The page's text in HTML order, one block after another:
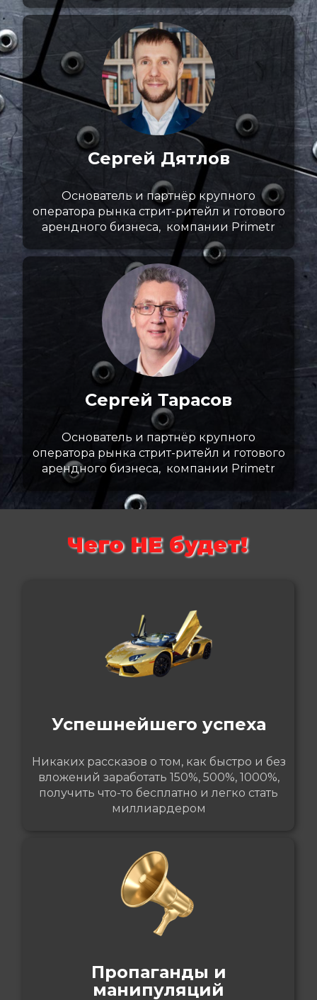
Сергей Дятлов
Основатель и партнёр крупного
оператора рынка стрит-ритейл и готового
арендного бизнеса, компании Primetr
Сергей Тарасов
Основатель и партнёр крупного
оператора рынка стрит-ритейл и готового
арендного бизнеса, компании Primetr
Чего НЕ будет!
Успешнейшего успеха
Никаких рассказов о том, как быстро и без
вложений заработать 150%, 500%, 1000%,
получить что-то бесплатно и легко стать
миллиардером
Пропаганды и
манипуляций